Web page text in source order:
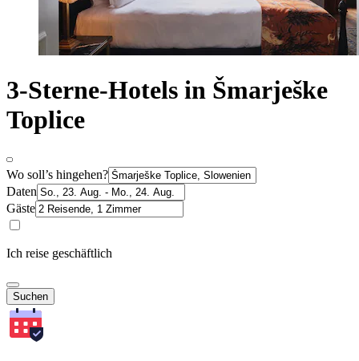
3-Sterne-Hotels in Šmarješke
Toplice
Wo soll’s hingehen?
Daten
Gäste
Ich reise geschäftlich
Suchen